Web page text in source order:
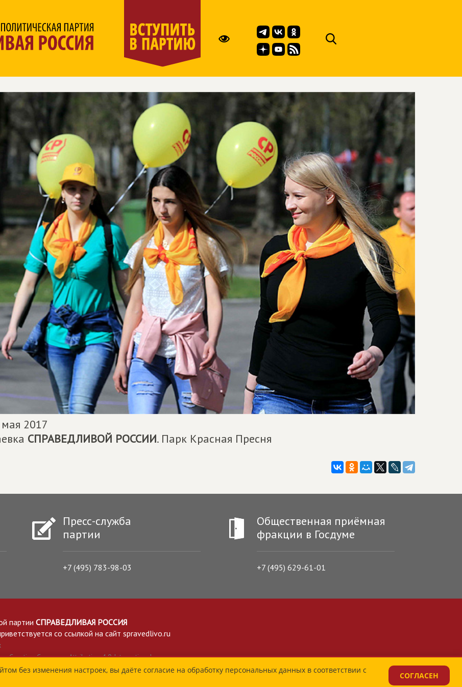
2017
СПРАВЕДЛИВОЙ РОССИИ. Парк Красная Пресня
Пресс-служба
партии
+7 (495) 783-98-03
Общественная приёмная
фракции в Госдуме
+7 (495) 629-61-01
партии СПРАВЕДЛИВАЯ РОССИЯ
со ссылкой на сайт spravedlivo.ru
Creative Commons Attribution 4.0 International
без изменения настроек, вы даёте согласие на обработку персональных данных в соответствии с
СОГЛАСЕН